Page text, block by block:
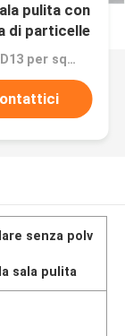
pulita con
di particelle
Prezzo：USD13 per square meter
senza polv
sala pulita